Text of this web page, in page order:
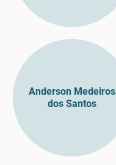
Anderson Medeiros
dos Santos